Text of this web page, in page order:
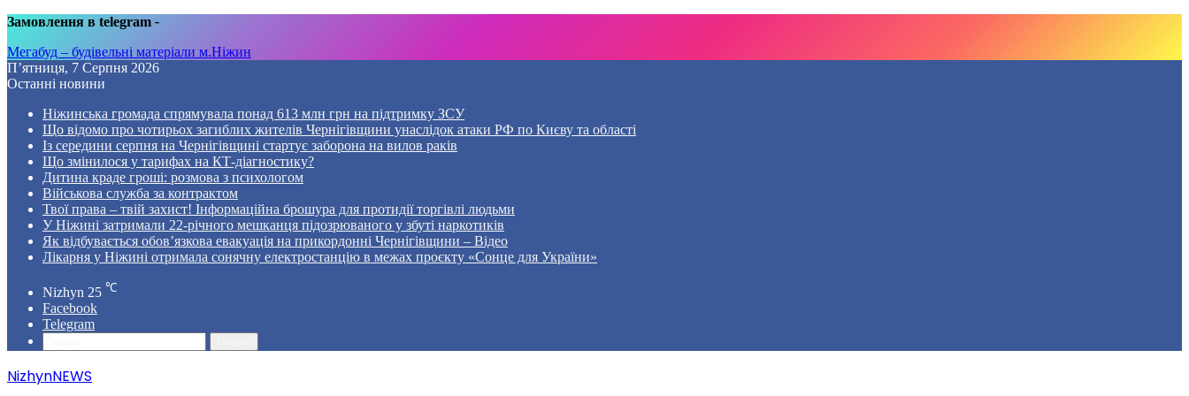
Замовлення в telegram -
Мегабуд – будівельні матеріали м.Ніжин
П’ятниця, 7 Серпня 2026
Останні новини
Ніжинська громада спрямувала понад 613 млн грн на підтримку ЗСУ
Що відомо про чотирьох загиблих жителів Чернігівщини унаслідок атаки РФ по Києву та області
Із середини серпня на Чернігівщині стартує заборона на вилов раків
Що змінилося у тарифах на КТ-діагностику?
Дитина краде гроші: розмова з психологом
Військова служба за контрактом
Твої права – твій захист! Інформаційна брошура для протидії торгівлі людьми
У Ніжині затримали 22-річного мешканця підозрюваного у збуті наркотиків
Як відбувається обов’язкова евакуація на прикордонні Чернігівщини – Відео
Лікарня у Ніжині отримала сонячну електростанцію в межах проєкту «Сонце для України»
Nizhyn 25 ℃
Facebook
Telegram
NizhynNEWS